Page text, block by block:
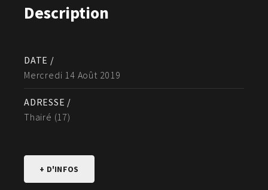
Description
DATE /
Mercredi 14 Août 2019
ADRESSE /
Thairé (17)
+ D'INFOS